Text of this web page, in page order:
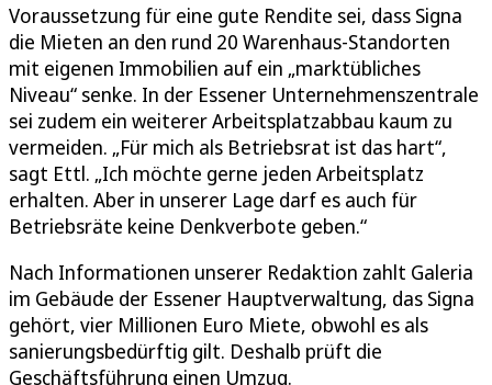
Voraussetzung für eine gute Rendite sei, dass Signa
die Mieten an den rund 20 Warenhaus-Standorten
mit eigenen Immobilien auf ein „marktübliches
Niveau“ senke. In der Essener Unternehmenszentrale
sei zudem ein weiterer Arbeitsplatzabbau kaum zu
vermeiden. „Für mich als Betriebsrat ist das hart“,
sagt Ettl. „Ich möchte gerne jeden Arbeitsplatz
erhalten. Aber in unserer Lage darf es auch für
Betriebsräte keine Denkverbote geben.“
Nach Informationen unserer Redaktion zahlt Galeria
im Gebäude der Essener Hauptverwaltung, das Signa
gehört, vier Millionen Euro Miete, obwohl es als
sanierungsbedürftig gilt. Deshalb prüft die
Geschäftsführung einen Umzug.